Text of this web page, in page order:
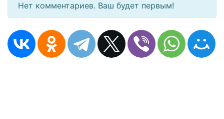
Нет комментариев. Ваш будет первым!